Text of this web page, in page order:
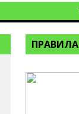
ПРАВИЛА